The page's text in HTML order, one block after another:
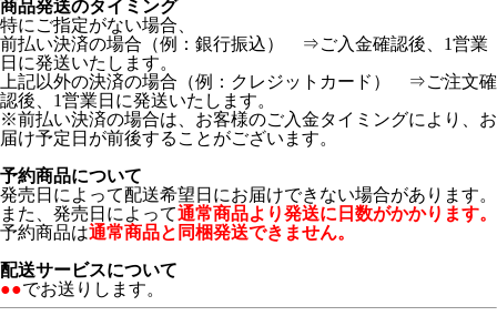
商品発送のタイミング
特にご指定がない場合、
前払い決済の場合（例：銀行振込） ⇒ご入金確認後、1営業
日に発送いたします。
上記以外の決済の場合（例：クレジットカード） ⇒ご注文確
認後、1営業日に発送いたします。
※前払い決済の場合は、お客様のご入金タイミングにより、お
届け予定日が前後することがございます。
予約商品について
発売日によって配送希望日にお届けできない場合があります。
また、発売日によって通常商品より発送に日数がかかります。
予約商品は通常商品と同梱発送できません。
配送サービスについて
●●でお送りします。